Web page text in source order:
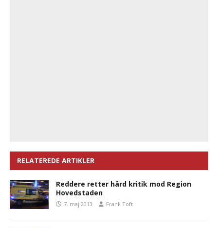
RELATEREDE ARTIKLER
Reddere retter hård kritik mod Region
Hovedstaden
7. maj 2013 Frank Toft